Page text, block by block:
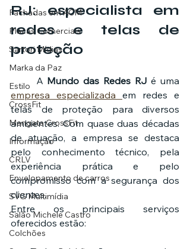
Fachadas em ACM
Placas Comerciais
Sartori Mídias
Marka da Paz
Estilo
CrossFit
Mangata CrossFit
Informação
CRLV
Envelopamento de carros
SVG Multimídia
Salão Michele Castro
Colchões
RJ: especialista em
redes e telas de
proteção
	A
Mundo das Redes RJ
empresa especializada em redes e
telas de proteção para diversos
ambientes. Com quase duas décadas
de atuação, a empresa se destaca
pelo conhecimento técnico, pela
experiência prática e pelo
compromisso com a segurança dos
clientes.
Entre os principais serviços
oferecidos estão: